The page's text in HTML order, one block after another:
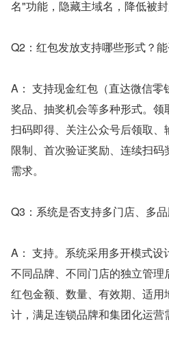
名"功能，隐藏主域名，降低被封
Q2：红包发放支持哪些形式？
A： 支持现金红包（直达微信零
奖品、抽奖机会等多种形式。领
扫码即得、关注公众号后领取
限制、首次验证奖励、连续扫
需求。
Q3：系统是否支持多门店、多
A： 支持。系统采用多开模式设
不同品牌、不同门店的独立管
红包金额、数量、有效期、适
计，满足连锁品牌和集团化运营